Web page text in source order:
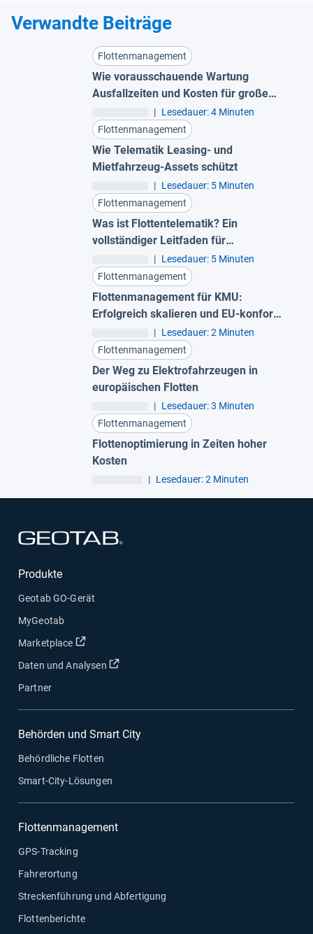
Verwandte Beiträge
Flottenmanagement
Wie vorausschauende Wartung
Ausfallzeiten und Kosten für große
Flotten reduziert
| Lesedauer: 4 Minuten
Flottenmanagement
Wie Telematik Leasing- und
Mietfahrzeug-Assets schützt
| Lesedauer: 5 Minuten
Flottenmanagement
Was ist Flottentelematik? Ein
vollständiger Leitfaden für
Fuhrparkleiter
| Lesedauer: 5 Minuten
Flottenmanagement
Flottenmanagement für KMU:
Erfolgreich skalieren und EU-konform
| Lesedauer: 2 Minuten
Flottenmanagement
Der Weg zu Elektrofahrzeugen in
europäischen Flotten
| Lesedauer: 3 Minuten
Flottenmanagement
Flottenoptimierung in Zeiten hoher
Kosten
| Lesedauer: 2 Minuten
Produkte
Geotab GO-Gerät
MyGeotab
Marketplace
In neuem Fenster öffnen
Daten und Analysen In neuem Fenster öffnen
Partner
Behörden und Smart City
Behördliche Flotten
Smart-City-Lösungen
Flottenmanagement
GPS-Tracking
Fahrerortung
Streckenführung und Abfertigung
Flottenberichte